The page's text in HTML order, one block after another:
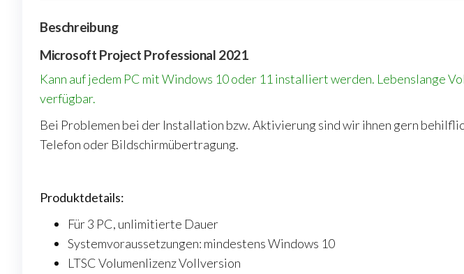
Beschreibung
Microsoft Project Professional 2021
Kann auf jedem PC mit Windows 10 oder 11 installiert werden. Lebenslange
verfügbar.
Bei Problemen bei der Installation bzw. Aktivierung sind wir ihnen gern
Telefon oder Bildschirmübertragung.
Produktdetails:
Für 3 PC, unlimitierte Dauer
Systemvoraussetzungen: mindestens Windows 10
LTSC Volumenlizenz Vollversion